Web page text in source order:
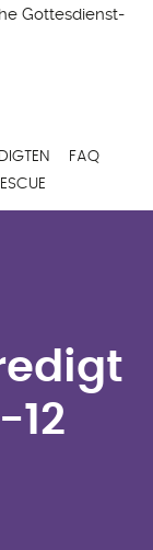
Gottesdienst-
FAQ
12
12